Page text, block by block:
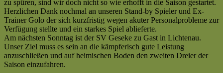
zu spüren, sind wir doch nicht so wie erhofft in die Saison gestartet.
Herzlichen Dank nochmal an unseren Stand-by Spieler und Ex-
Trainer Golo der sich kurzfristig wegen akuter Personalprobleme zur
Verfügung stellte und ein starkes Spiel ablieferte.
Am nächsten Sonntag ist der SV Geseke zu Gast in Lichtenau.
Unser Ziel muss es sein an die kämpferisch gute Leistung
anzuschließen und auf heimischen Boden den zweiten Dreier der
Saison einzufahren.